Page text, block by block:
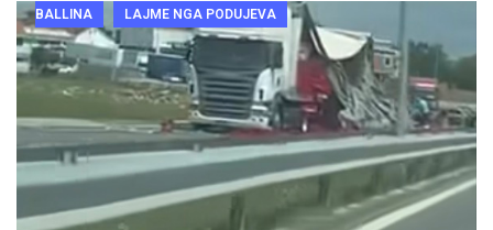
BALLINA LAJME NGA PODUJEVA